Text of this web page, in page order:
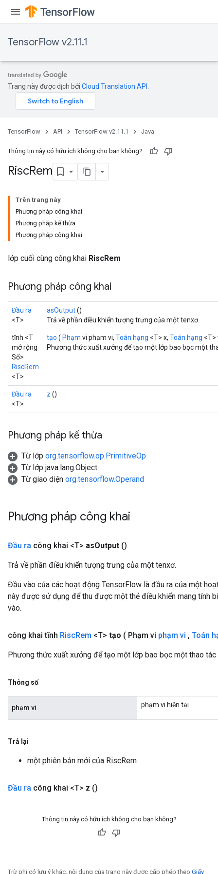
TensorFlow v2.11.1
Trang này được dịch bởi Cloud Translation API
TensorFlow API TensorFlow v2.11.1 Java
Thông tin này có hữu ích không cho bạn không?
RiscRem
Trên trang này
Phương pháp công khai
Phương pháp kế thừa
Phương pháp công khai
lớp cuối cùng công khai RiscRem
Phương pháp công khai
Đầu ra
<T>
asOutput()
Trả về phần điều khiển tượng trưng của một tenxơ.
tĩnh <T
mở rộng
Số>
RiscRem
<T>
tạo ( Phạm vi phạm vi, Toán hạng <T> x, Toán hạng <T>
Phương thức xuất xưởng để tạo một lớp bao bọc một
Đầu ra
<T>
z ()
Phương pháp kế thừa
Từ lớp org.tensorflow.op.PrimitiveOp
Từ lớp java.lang.Object
Từ giao diện org.tensorflow.Operand
Phương pháp công khai
Đầu ra công khai <T> asOutput ()
Trả về phần điều khiển tượng trưng của một tenxơ.
Đầu vào của các hoạt động TensorFlow là đầu ra của một
này được sử dụng để thu được một thẻ điều khiển mang tính
vào.
công khai tĩnh RiscRem <T> tạo ( Phạm vi phạm vi , Toán
Phương thức xuất xưởng để tạo một lớp bao bọc một thao tác
Thông số
phạm vi phạm vi hiện tại
Trả lại
một phiên bản mới của RiscRem
Đầu ra công khai <T> z ()
Thông tin này có hữu ích không cho bạn không?
Trừ phi có lưu ý khác, nội dung của trang này được cấp phép theo Giấy